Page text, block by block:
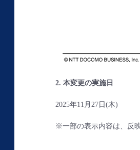
2. 本変更の実施日
2025年11月27日(木)
※一部の表示内容は、反